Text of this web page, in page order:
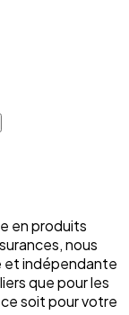
en produits
nous
et indépendante
que pour les
soit pour votre